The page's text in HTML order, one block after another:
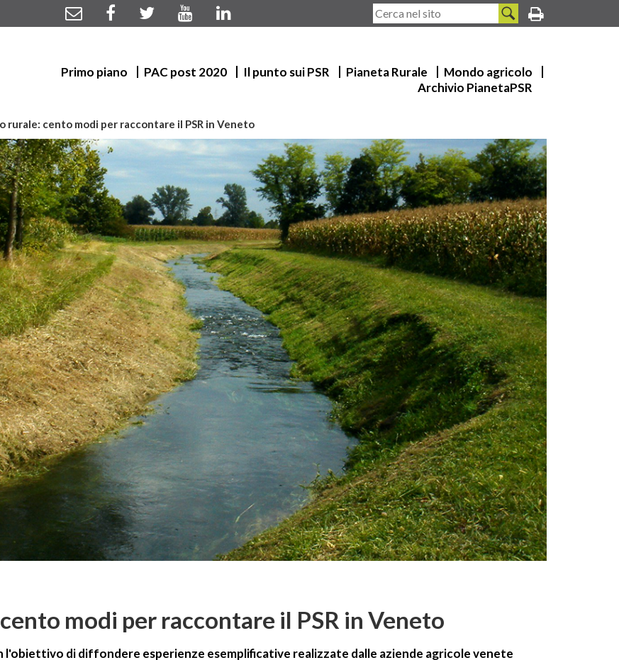
Primo piano PAC post 2020 Il punto sui PSR Pianeta Rurale
Mondo agricolo
Archivio PianetaPSR
rurale: cento modi per raccontare il PSR in Veneto
modi per raccontare il PSR in Veneto
l'obiettivo di diffondere esperienze esemplificative realizzate dalle aziende agricole venete